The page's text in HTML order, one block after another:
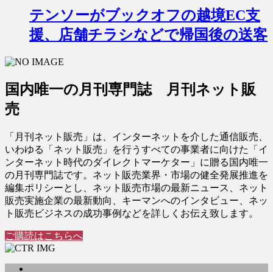
テンソーがブックオフの越境EC支
援、店舗チラシなどで帰国後の送客
国内唯一の月刊専門誌 月刊ネット販
売
「月刊ネット販売」は、インターネットを介した通信販売、
いわゆる「ネット販売」を行うすべての事業者に向けた「イ
ンターネット時代のダイレクトマーケター」に贈る国内唯一
の月刊専門誌です。ネット販売業界・市場の健全発展推進を
編集ポリシーとし、ネット販売市場の最新ニュース、ネット
販売実施企業の最新動向、キーマンへのインタビュー、ネッ
ト販売ビジネスの成功事例などを詳しくお伝え致します。
ご購読はこちらへ